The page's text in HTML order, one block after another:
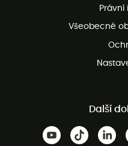
Bezplatná zákaznická služba
Všeobecné
Další